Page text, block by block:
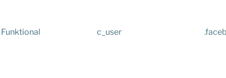
Funktional c_user